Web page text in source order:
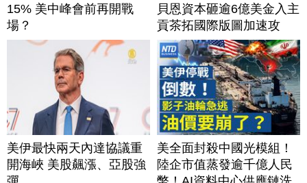
15% 美中峰會前再開戰
場？
貝恩資本砸逾6億美金入主
貢茶拓國際版圖加速攻
美？｜#財經新聞｜
20260806(四)
美伊最快兩天內達協議重
開海峽 美股飆漲、亞股強
美全面封殺中國光模組！
陸企市值蒸發逾千億人民